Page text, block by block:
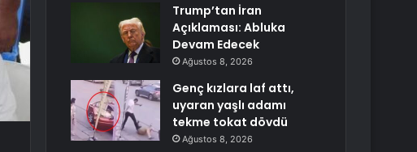
Trump’tan İran
Açıklaması: Abluka
Devam Edecek
Ağustos 8, 2026
Genç kızlara laf attı,
uyaran yaşlı adamı
tekme tokat dövdü
Ağustos 8, 2026